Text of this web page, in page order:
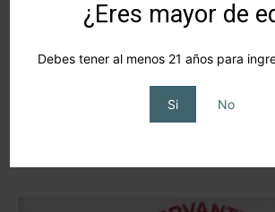
¿Eres mayor de
Debes tener al menos 21 años para
Si No
Melissa Jolly; Líder, entre